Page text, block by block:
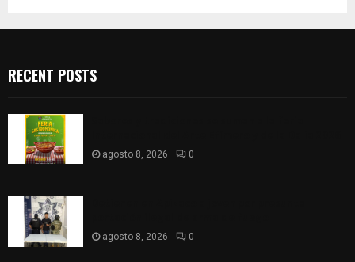
RECENT POSTS
agosto 8, 2026 0
agosto 8, 2026 0